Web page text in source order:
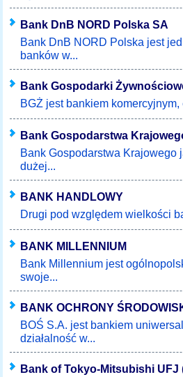
Bank DnB NORD Polska SA
Bank DnB NORD Polska jest
banków w...
Bank Gospodarki
BGŻ jest bankiem
Bank Gospodarstwa
Bank Gospodarstwa Krajowego
dużej...
BANK HANDLOWY
Drugi pod względem wielkości
BANK MILLENNIUM
Bank Millennium jest
swoje...
BANK OCHRONY
BOŚ S.A. jest bankiem
działalność w...
Bank of Tokyo-Mitsubishi UFJ